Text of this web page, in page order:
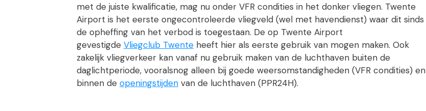
met de juiste kwalificatie, mag nu onder VFR condities in het donker vliegen. Twente
Airport is het eerste ongecontroleerde vliegveld (wel met havendienst) waar dit sinds
de opheffing van het verbod is toegestaan. De op Twente Airport
gevestigde Vliegclub Twente heeft hier als eerste gebruik van mogen maken. Ook
zakelijk vliegverkeer kan vanaf nu gebruik maken van de luchthaven buiten de
daglichtperiode, vooralsnog alleen bij goede weersomstandigheden (VFR condities) en
binnen de openingstijden van de luchthaven (PPR24H).